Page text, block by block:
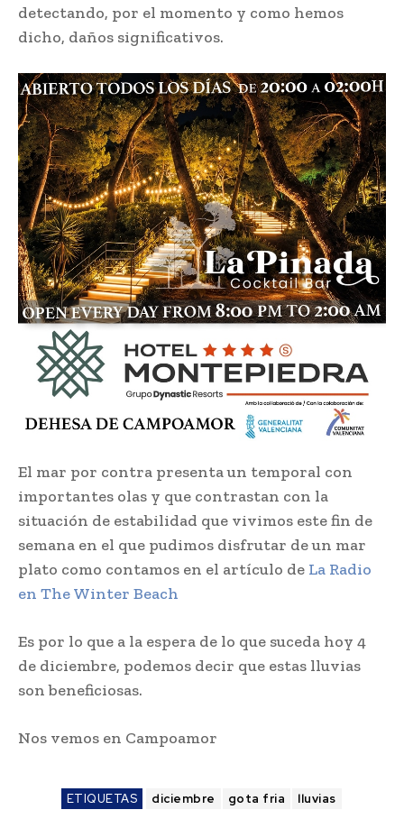
detectando, por el momento y como hemos
dicho, daños significativos.
El mar por contra presenta un temporal con
importantes olas y que contrastan con la
situación de estabilidad que vivimos este fin de
semana en el que pudimos disfrutar de un mar
plato como contamos en el artículo de La Radio
en The Winter Beach
Es por lo que a la espera de lo que suceda hoy 4
de diciembre, podemos decir que estas lluvias
son beneficiosas.
Nos vemos en Campoamor
ETIQUETAS diciembre gota fria lluvias